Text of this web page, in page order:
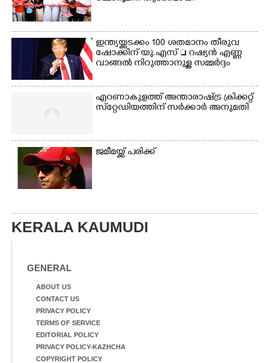
ഇന്ത്യയ്ക്കടക്കം 100 ശതമാനം തീരുവ
ഷോക്കിന് യു.എസ്  റഷ്യൻ എണ്ണ
വാങ്ങൽ നിറുത്താനുള്ള സമ്മർദ്ദം
എറണാകുളത്ത് അന്താരാഷ്ട്ര ക്രിക്കറ്റ്
സ്‌റ്റേഡിയത്തിന് സർക്കാർ അനുമതി
ജമീമയ്ക്ക് പരിക്ക്
KERALA KAUMUDI
GENERAL
ABOUT US
CONTACT US
PRIVACY POLICY
TERMS OF SERVICE
EDITORIAL POLICY
PRIVACY POLICY-KAZHCHA
COPYRIGHT POLICY